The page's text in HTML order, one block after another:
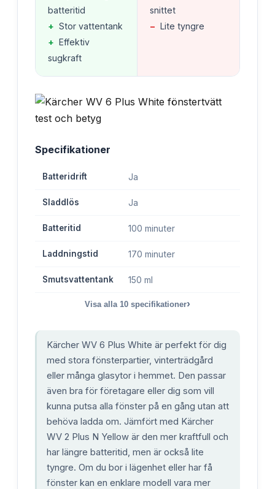
batteritid
+ Stor vattentank
+ Effektiv
sugkraft
snittet
− Lite tyngre
Specifikationer
Batteridrift Ja
Sladdlös Ja
Batteritid 100 minuter
Laddningstid 170 minuter
Smutsvattentank 150 ml
Visa alla 10 specifikationer›
Kärcher WV 6 Plus White är perfekt för dig
med stora fönsterpartier, vinterträdgård
eller många glasytor i hemmet. Den passar
även bra för företagare eller dig som vill
kunna putsa alla fönster på en gång utan att
behöva ladda om. Jämfört med Kärcher
WV 2 Plus N Yellow är den mer kraftfull och
har längre batteritid, men är också lite
tyngre. Om du bor i lägenhet eller har få
fönster kan en enklare modell vara mer